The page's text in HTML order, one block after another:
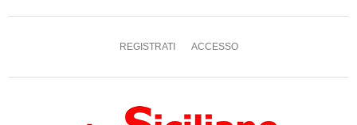
REGISTRATI ACCESSO